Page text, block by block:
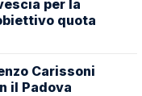
per la
quota
Carissoni
il Padova